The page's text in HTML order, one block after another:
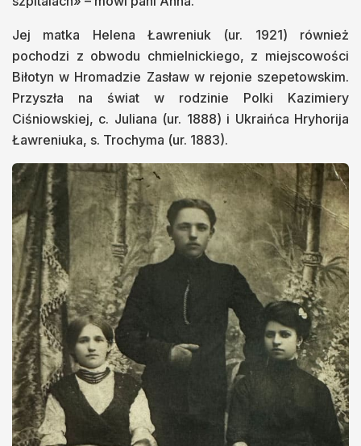
Jej matka Helena Ławreniuk (ur. 1921) również
pochodzi z obwodu chmielnickiego, z miejscowości
Biłotyn w Hromadzie Zasław w rejonie szepetowskim.
Przyszła na świat w rodzinie Polki Kazimiery
Ciśniowskiej, c. Juliana (ur. 1888) i Ukraińca Hryhorija
Ławreniuka, s. Trochyma (ur. 1883).